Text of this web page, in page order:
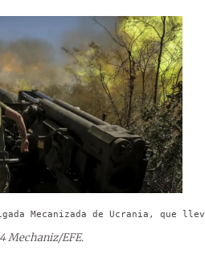
Mecanizada de Ucrania, que
Mechaniz/EFE.